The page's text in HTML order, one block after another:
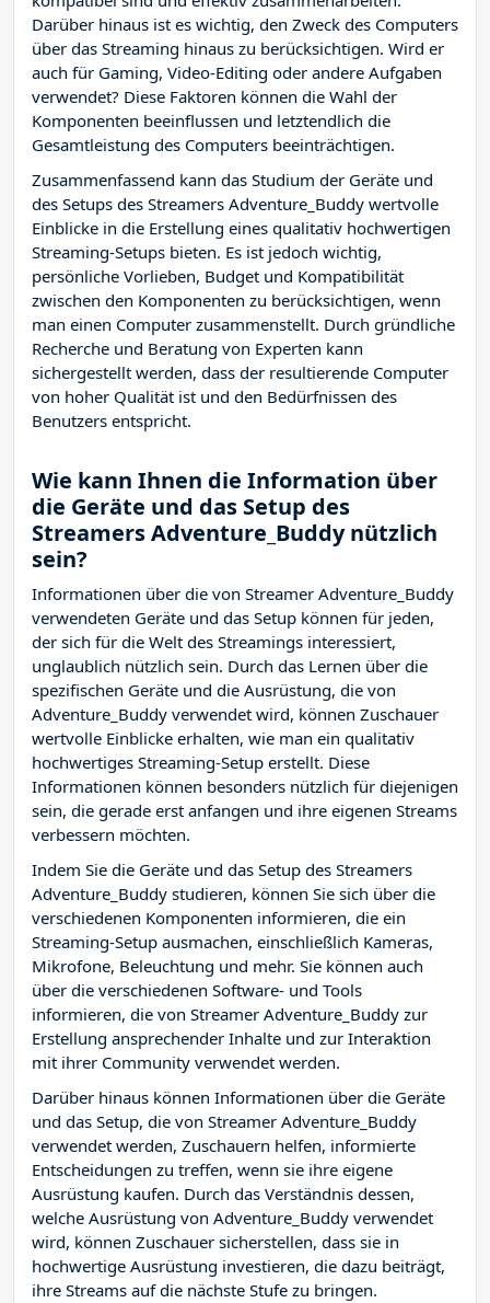
Darüber hinaus ist es wichtig, den Zweck des Computers
über das Streaming hinaus zu berücksichtigen. Wird er
auch für Gaming, Video-Editing oder andere Aufgaben
verwendet? Diese Faktoren können die Wahl der
Komponenten beeinflussen und letztendlich die
Gesamtleistung des Computers beeinträchtigen.
Zusammenfassend kann das Studium der Geräte und
des Setups des Streamers Adventure_Buddy wertvolle
Einblicke in die Erstellung eines qualitativ hochwertigen
Streaming-Setups bieten. Es ist jedoch wichtig,
persönliche Vorlieben, Budget und Kompatibilität
zwischen den Komponenten zu berücksichtigen, wenn
man einen Computer zusammenstellt. Durch gründliche
Recherche und Beratung von Experten kann
sichergestellt werden, dass der resultierende Computer
von hoher Qualität ist und den Bedürfnissen des
Benutzers entspricht.
Wie kann Ihnen die Information über
die Geräte und das Setup des
Streamers Adventure_Buddy nützlich
sein?
Informationen über die von Streamer Adventure_Buddy
verwendeten Geräte und das Setup können für jeden,
der sich für die Welt des Streamings interessiert,
unglaublich nützlich sein. Durch das Lernen über die
spezifischen Geräte und die Ausrüstung, die von
Adventure_Buddy verwendet wird, können Zuschauer
wertvolle Einblicke erhalten, wie man ein qualitativ
hochwertiges Streaming-Setup erstellt. Diese
Informationen können besonders nützlich für diejenigen
sein, die gerade erst anfangen und ihre eigenen Streams
verbessern möchten.
Indem Sie die Geräte und das Setup des Streamers
Adventure_Buddy studieren, können Sie sich über die
verschiedenen Komponenten informieren, die ein
Streaming-Setup ausmachen, einschließlich Kameras,
Mikrofone, Beleuchtung und mehr. Sie können auch
über die verschiedenen Software- und Tools
informieren, die von Streamer Adventure_Buddy zur
Erstellung ansprechender Inhalte und zur Interaktion
mit ihrer Community verwendet werden.
Darüber hinaus können Informationen über die Geräte
und das Setup, die von Streamer Adventure_Buddy
verwendet werden, Zuschauern helfen, informierte
Entscheidungen zu treffen, wenn sie ihre eigene
Ausrüstung kaufen. Durch das Verständnis dessen,
welche Ausrüstung von Adventure_Buddy verwendet
wird, können Zuschauer sicherstellen, dass sie in
hochwertige Ausrüstung investieren, die dazu beiträgt,
ihre Streams auf die nächste Stufe zu bringen.